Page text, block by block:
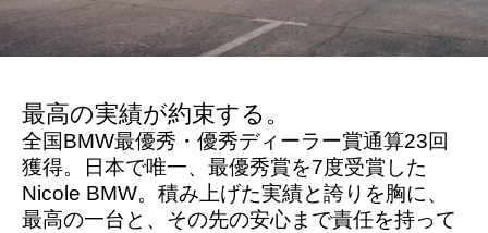
最高の実績が約束する。
全国BMW最優秀・優秀ディーラー賞通算23回
獲得。日本で唯一、最優秀賞を7度受賞した
Nicole BMW。 積み上げた実績と誇りを胸に、
最高の一台と、その先の安心まで責任を持って